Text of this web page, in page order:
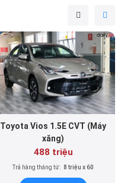
Toyota Vios 1.5E CVT (Máy
xăng)
488 triệu
Trả hàng tháng từ: 8 triệu x 60